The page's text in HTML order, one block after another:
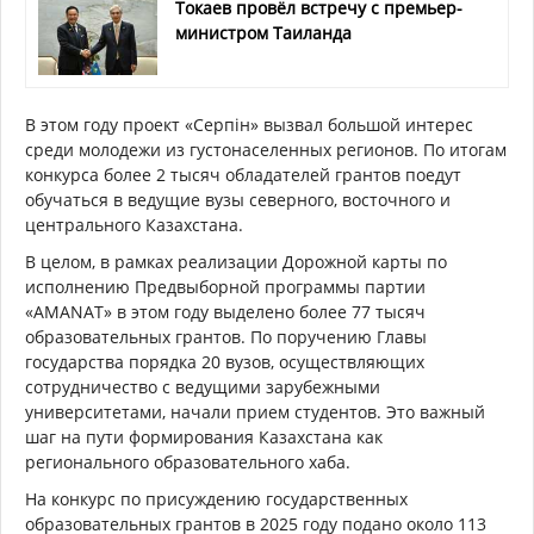
Токаев провёл встречу с премьер-
министром Таиланда
В этом году проект «Серпін» вызвал большой интерес
среди молодежи из густонаселенных регионов. По итогам
конкурса более 2 тысяч обладателей грантов поедут
обучаться в ведущие вузы северного, восточного и
центрального Казахстана.
В целом, в рамках реализации Дорожной карты по
исполнению Предвыборной программы партии
«AMANAT» в этом году выделено более 77 тысяч
образовательных грантов. По поручению Главы
государства порядка 20 вузов, осуществляющих
сотрудничество с ведущими зарубежными
университетами, начали прием студентов. Это важный
шаг на пути формирования Казахстана как
регионального образовательного хаба.
На конкурс по присуждению государственных
образовательных грантов в 2025 году подано около 113